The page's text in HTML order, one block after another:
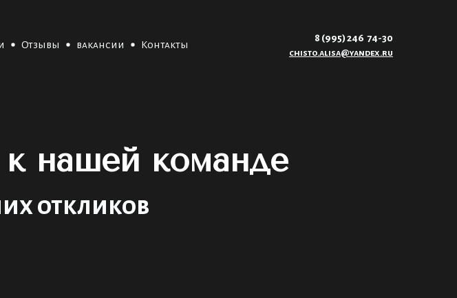
Отзывы вакансии Контакты
8 (995) 246 74-30
chisto.alisa@yandex.ru
нашей команде
откликов